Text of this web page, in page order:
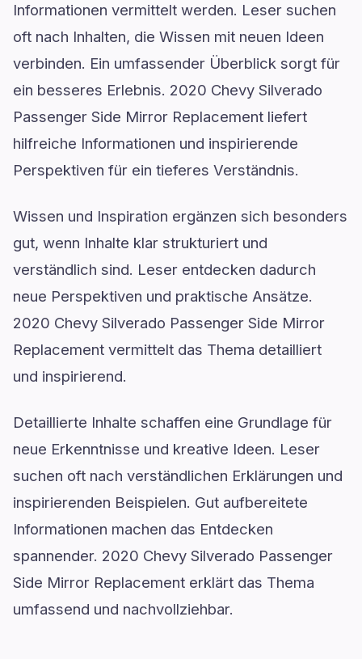
Informationen vermittelt werden. Leser suchen
oft nach Inhalten, die Wissen mit neuen Ideen
verbinden. Ein umfassender Überblick sorgt für
ein besseres Erlebnis. 2020 Chevy Silverado
Passenger Side Mirror Replacement liefert
hilfreiche Informationen und inspirierende
Perspektiven für ein tieferes Verständnis.
Wissen und Inspiration ergänzen sich besonders
gut, wenn Inhalte klar strukturiert und
verständlich sind. Leser entdecken dadurch
neue Perspektiven und praktische Ansätze.
2020 Chevy Silverado Passenger Side Mirror
Replacement vermittelt das Thema detailliert
und inspirierend.
Detaillierte Inhalte schaffen eine Grundlage für
neue Erkenntnisse und kreative Ideen. Leser
suchen oft nach verständlichen Erklärungen und
inspirierenden Beispielen. Gut aufbereitete
Informationen machen das Entdecken
spannender. 2020 Chevy Silverado Passenger
Side Mirror Replacement erklärt das Thema
umfassend und nachvollziehbar.